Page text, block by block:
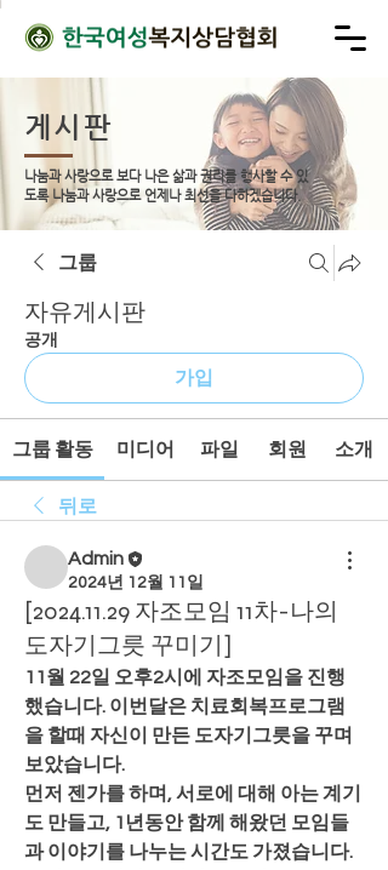
게시판
나눔과 사랑으로 보다 나은 삶과 권리를 행사할 수 있
도록 나눔과 사랑으로 언제나 최선을 다하겠습니다.
그룹
자유게시판
공개
가입
그룹 활동 미디어 파일 회원 소개
뒤로
Admin
2024년 12월 11일
[2024.11.29 자조모임 11차-나의
도자기그릇 꾸미기]
11월 22일 오후2시에 자조모임을 진행
했습니다. 이번달은 치료회복프로그램
을 할때 자신이 만든 도자기그릇을 꾸며
보았습니다.
먼저 젠가를 하며, 서로에 대해 아는 계기
도 만들고, 1년동안 함께 해왔던 모임들
과 이야기를 나누는 시간도 가졌습니다.